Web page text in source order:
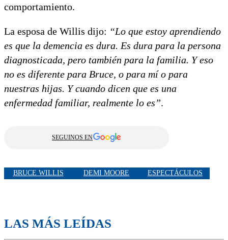
comportamiento.
La esposa de Willis dijo: “Lo que estoy aprendiendo
es que la demencia es dura. Es dura para la persona
diagnosticada, pero también para la familia. Y eso
no es diferente para Bruce, o para mí o para
nuestras hijas. Y cuando dicen que es una
enfermedad familiar, realmente lo es”.
SEGUINOS EN
BRUCE WILLIS DEMI MOORE ESPECTÁCULOS
LAS MÁS LEÍDAS